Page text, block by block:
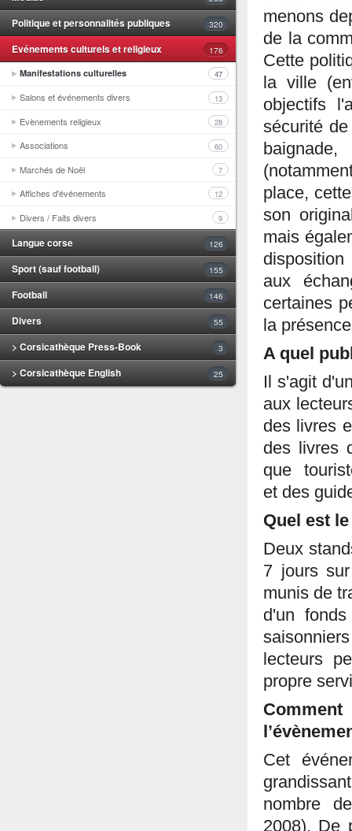
Politique et personnalités publiques 320
Evénements culturels et religieux
176
Manifestations culturelles
47
Salons et événements divers 13
Evènements religieux 28
Associations 60
Marchés de Noël 7
Affiches d'événements 12
Divers / Faits divers 9
Langue corse 126
Sport (sauf football) 155
Football 146
Divers 55
> Corsicathèque Press-Book 3
> Corsicathèque English 25
menons
de la
Cette
la ville
objectifs
sécurité
place,
son
mais
aux
certaines
la
A quel
Il s'agit
aux
des livres
des livres
que
et des
Quel est
Deux
7 jours
munis de
d'un
lecteurs
propre
Cet
nombre
2008). De